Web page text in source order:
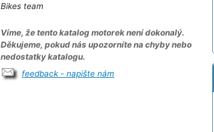
Bikes team
Víme, že tento katalog motorek není dokonalý.
Děkujeme, pokud nás upozorníte na chyby nebo
nedostatky katalogu.
feedback - napište nám